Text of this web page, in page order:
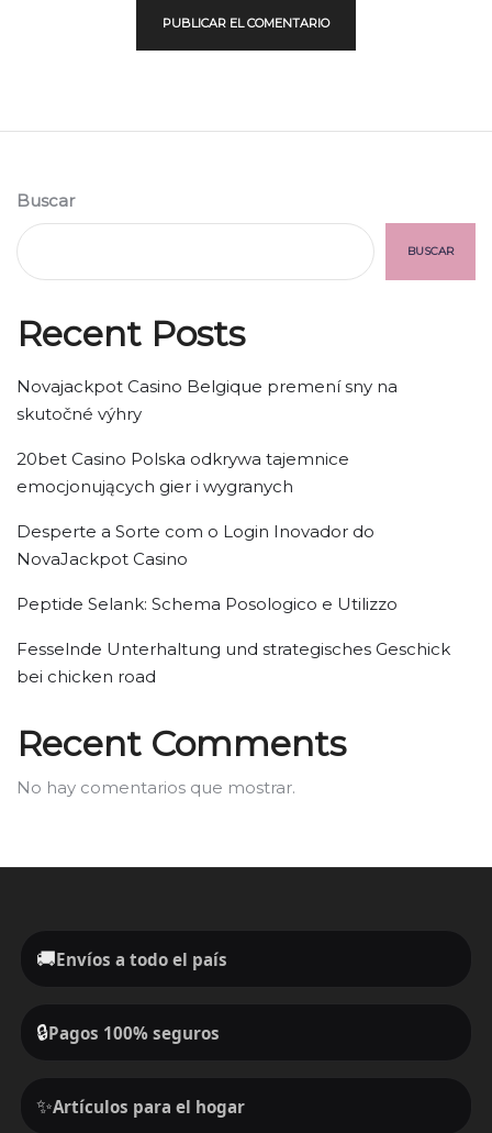
Buscar
BUSCAR
Recent Posts
Novajackpot Casino Belgique premení sny na
skutočné výhry
20bet Casino Polska odkrywa tajemnice
emocjonujących gier i wygranych
Desperte a Sorte com o Login Inovador do
NovaJackpot Casino
Peptide Selank: Schema Posologico e Utilizzo
Fesselnde Unterhaltung und strategisches Geschick
bei chicken road
Recent Comments
No hay comentarios que mostrar.
🚚Envíos a todo el país
🔒Pagos 100% seguros
✨Artículos para el hogar